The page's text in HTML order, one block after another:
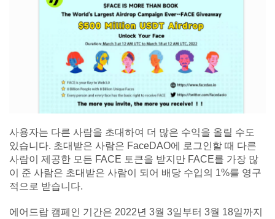
사용자는 다른 사람을 초대하여 더 많은 수익을 올릴 수도
있습니다. 초대받은 사람은 FaceDAO에 로그인할 때 다른
사람이 제공한 모든 FACE 토큰을 받지만 FACE를 가장 많
이 준 사람은 초대받은 사람이 되어 배당 수입의 1%를 영구
적으로 받습니다.
에어드랍 캠페인 기간은 2022년 3월 3일부터 3월 18일까지